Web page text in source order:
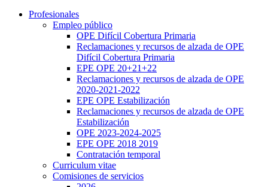
Profesionales
Empleo público
OPE Difícil Cobertura Primaria
Reclamaciones y recursos de alzada de OPE
Difícil Cobertura Primaria
EPE OPE 20+21+22
Reclamaciones y recursos de alzada de OPE
2020-2021-2022
EPE OPE Estabilización
Reclamaciones y recursos de alzada de OPE
Estabilización
OPE 2023-2024-2025
EPE OPE 2018 2019
Contratación temporal
Curriculum vitae
Comisiones de servicios